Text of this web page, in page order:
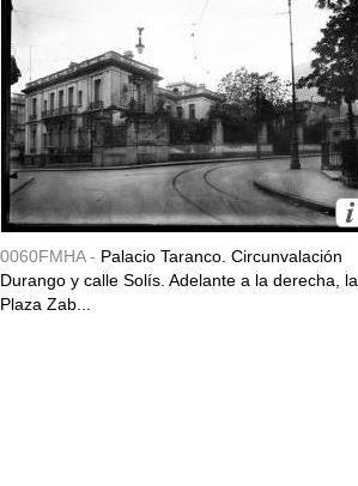
0060FMHA - Palacio Taranco. Circunvalación
Durango y calle Solís. Adelante a la derecha, la
Plaza Zab...